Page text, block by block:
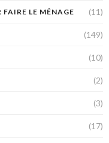
LE MÉNAGE (11)
(149)
(10)
(2)
(3)
(17)